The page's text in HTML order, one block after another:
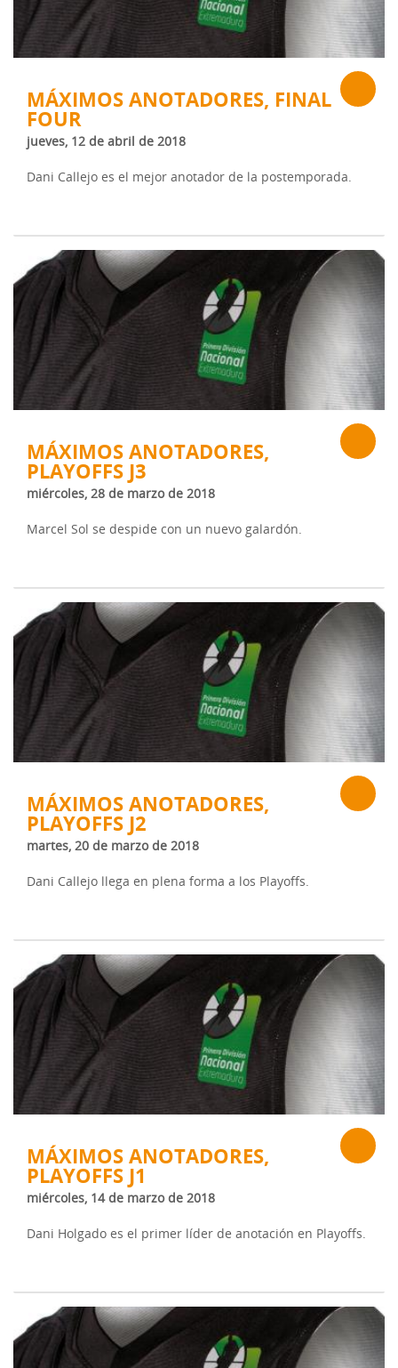
MÁXIMOS ANOTADORES, FINAL
FOUR
jueves, 12 de abril de 2018
Dani Callejo es el mejor anotador de la postemporada.
MÁXIMOS ANOTADORES,
PLAYOFFS J3
miércoles, 28 de marzo de 2018
Marcel Sol se despide con un nuevo galardón.
MÁXIMOS ANOTADORES,
PLAYOFFS J2
martes, 20 de marzo de 2018
Dani Callejo llega en plena forma a los Playoffs.
MÁXIMOS ANOTADORES,
PLAYOFFS J1
miércoles, 14 de marzo de 2018
Dani Holgado es el primer líder de anotación en Playoffs.